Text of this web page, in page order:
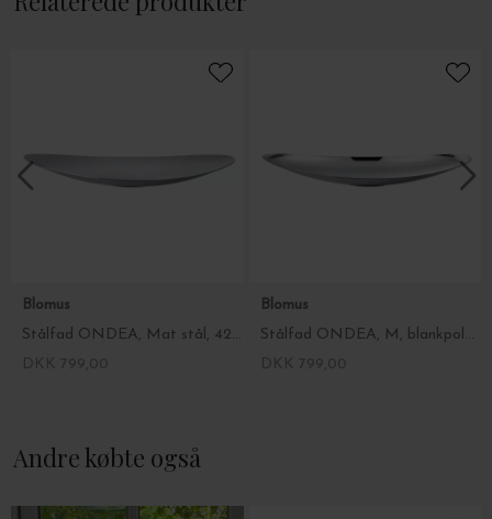
Mål: L: 49 x B: 15 x H: 1,8 cm.
Blomus
Stålfad ONDEA, Mat stål, 42 cm.
Blomus
Stålfad ONDEA, M, blankpoleret - 42 cm.
Andre købte også